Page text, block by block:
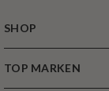
SHOP
TOP MARKEN